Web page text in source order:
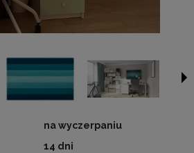
na wyczerpaniu
14 dni